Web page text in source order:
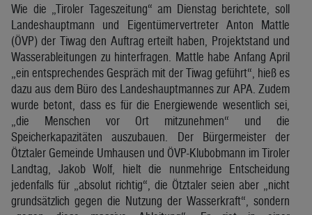
Wie die „Tiroler Tageszeitung“ am Dienstag berichtete, soll
Landeshauptmann und Eigentümervertreter Anton Mattle
(ÖVP) der Tiwag den Auftrag erteilt haben, Projektstand und
Wasserableitungen zu hinterfragen. Mattle habe Anfang April
„ein entsprechendes Gespräch mit der Tiwag geführt“, hieß es
dazu aus dem Büro des Landeshauptmannes zur APA. Zudem
wurde betont, dass es für die Energiewende wesentlich sei,
„die Menschen vor Ort mitzunehmen“ und die
Speicherkapazitäten auszubauen. Der Bürgermeister der
Ötztaler Gemeinde Umhausen und ÖVP-Klubobmann im Tiroler
Landtag, Jakob Wolf, hielt die nunmehrige Entscheidung
jedenfalls für „absolut richtig“, die Ötztaler seien aber „nicht
grundsätzlich gegen die Nutzung der Wasserkraft“, sondern